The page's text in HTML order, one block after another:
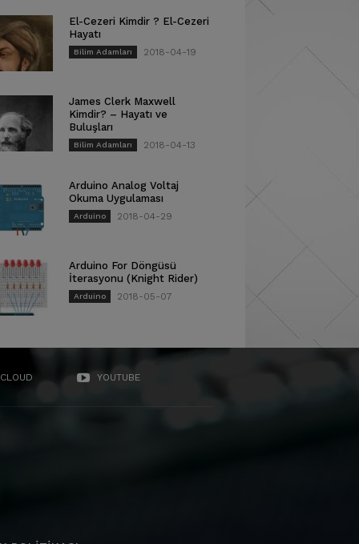
El-Cezeri Kimdir ? El-Cezeri
Hayatı
Bilim Adamları 2018-04-19
James Clerk Maxwell
Kimdir? – Hayatı ve
Buluşları
Bilim Adamları 2018-04-13
Arduino Analog Voltaj
Okuma Uygulaması
Arduino 2018-04-29
Arduino For Döngüsü
İterasyonu (Knight Rider)
Arduino 2018-05-07
YOUTUBE